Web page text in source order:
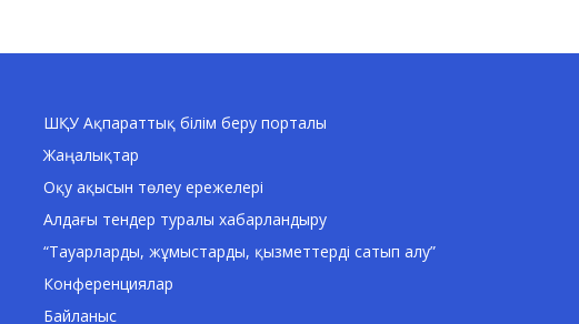
ШҚУ Ақпараттық білім беру порталы
Жаңалықтар
Оқу ақысын төлеу ережелері
Алдағы тендер туралы хабарландыру
“Тауарларды, жұмыстарды, қызметтерді сатып алу”
Конференциялар
Байланыс